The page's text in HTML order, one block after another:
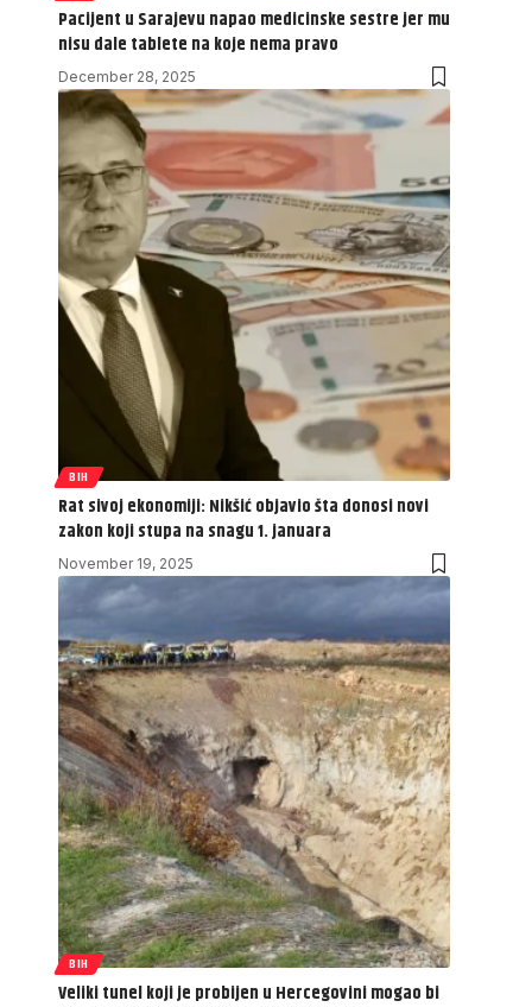
Pacijent u Sarajevu napao medicinske sestre jer mu
nisu dale tablete na koje nema pravo
December 28, 2025
BIH
Rat sivoj ekonomiji: Nikšić objavio šta donosi novi
zakon koji stupa na snagu 1. januara
November 19, 2025
BIH
Veliki tunel koji je probijen u Hercegovini mogao bi